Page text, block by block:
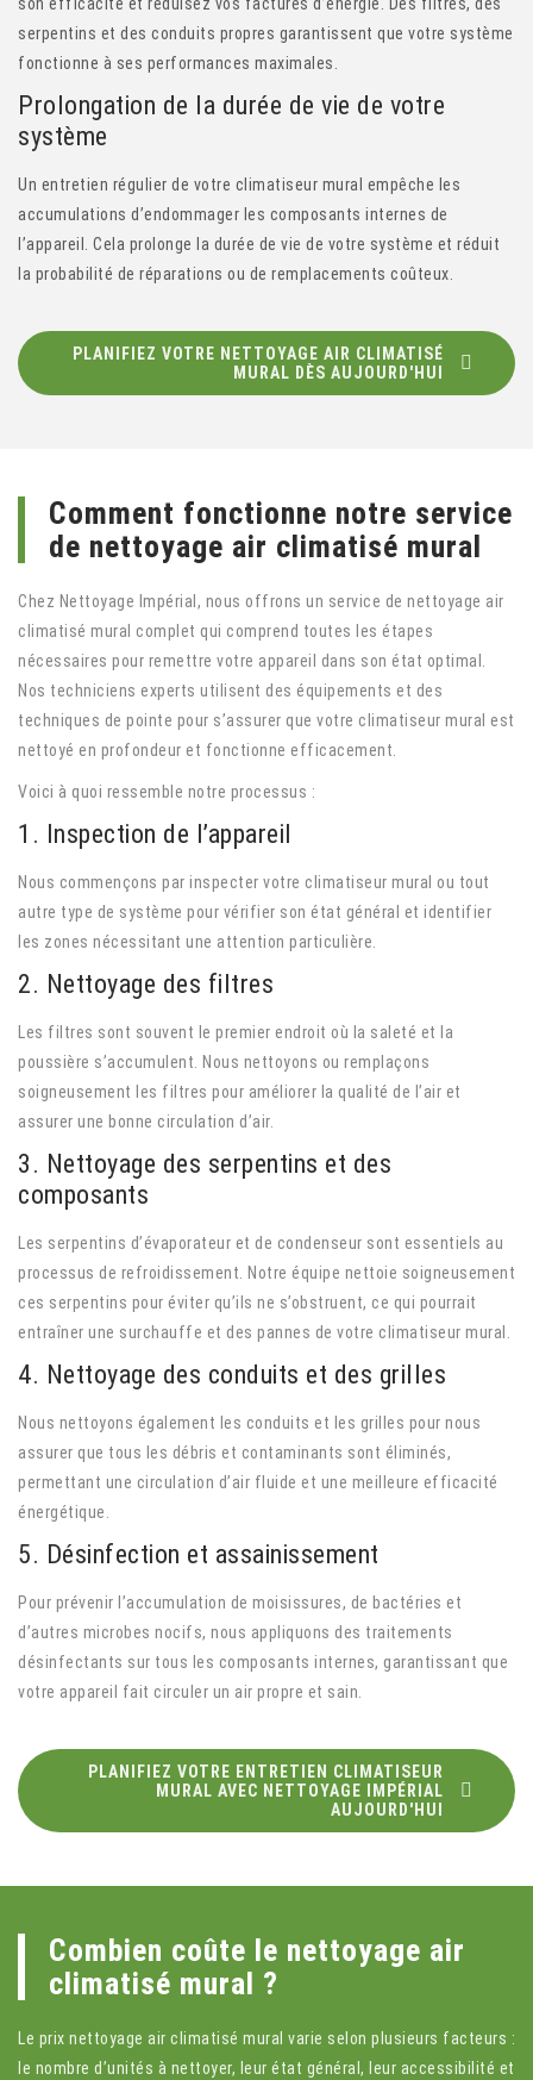
serpentins et des conduits propres garantissent que votre système
fonctionne à ses performances maximales.
Prolongation de la durée de vie de votre
système
Un entretien régulier de votre climatiseur mural empêche les
accumulations d’endommager les composants internes de
l’appareil. Cela prolonge la durée de vie de votre système et réduit
la probabilité de réparations ou de remplacements coûteux.
PLANIFIEZ VOTRE NETTOYAGE AIR CLIMATISÉ
MURAL DÈS AUJOURD'HUI
Comment fonctionne notre service
de nettoyage air climatisé mural
Chez Nettoyage Impérial, nous offrons un service de nettoyage air
climatisé mural complet qui comprend toutes les étapes
nécessaires pour remettre votre appareil dans son état optimal.
Nos techniciens experts utilisent des équipements et des
techniques de pointe pour s’assurer que votre climatiseur mural est
nettoyé en profondeur et fonctionne efficacement.
Voici à quoi ressemble notre processus :
1. Inspection de l’appareil
Nous commençons par inspecter votre climatiseur mural ou tout
autre type de système pour vérifier son état général et identifier
les zones nécessitant une attention particulière.
2. Nettoyage des filtres
Les filtres sont souvent le premier endroit où la saleté et la
poussière s’accumulent. Nous nettoyons ou remplaçons
soigneusement les filtres pour améliorer la qualité de l’air et
assurer une bonne circulation d’air.
3. Nettoyage des serpentins et des
composants
Les serpentins d’évaporateur et de condenseur sont essentiels au
processus de refroidissement. Notre équipe nettoie soigneusement
ces serpentins pour éviter qu’ils ne s’obstruent, ce qui pourrait
entraîner une surchauffe et des pannes de votre climatiseur mural.
4. Nettoyage des conduits et des grilles
Nous nettoyons également les conduits et les grilles pour nous
assurer que tous les débris et contaminants sont éliminés,
permettant une circulation d’air fluide et une meilleure efficacité
énergétique.
5. Désinfection et assainissement
Pour prévenir l’accumulation de moisissures, de bactéries et
d’autres microbes nocifs, nous appliquons des traitements
désinfectants sur tous les composants internes, garantissant que
votre appareil fait circuler un air propre et sain.
PLANIFIEZ VOTRE ENTRETIEN CLIMATISEUR
MURAL AVEC NETTOYAGE IMPÉRIAL
AUJOURD'HUI
Combien coûte le nettoyage air
climatisé mural ?
Le prix nettoyage air climatisé mural varie selon plusieurs facteurs :
le nombre d’unités à nettoyer, leur état général, leur accessibilité et